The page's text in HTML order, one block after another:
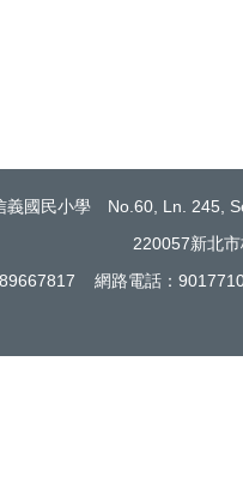
義國民小學 No.60, Ln. 245,
220057新北
89667817 網路電話：